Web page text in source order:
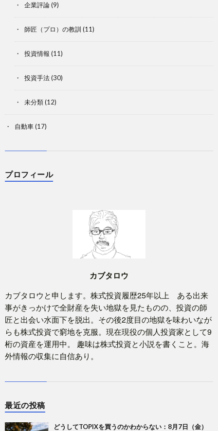
企業評論(9)
師匠（プロ）の教訓 (11)
投資情報 (11)
投資手法(30)
未分類(12)
自動車(17)
プロフィール
カブタロウ
カブタロウと申します。株式投資履歴25年以上 ある出来
事がきっかけで全財産を失い地獄を見たものの、投資の師
匠と出会い水面下を脱出。その後2度目の地獄を味わいなが
らも株式投資で窮地を克服。現在現役の個人投資家として9
桁の資産を運用中。 趣味は株式投資と小説を書くこと。海
外情報の収集に自信あり。
最近の投稿
どうしてTOPIXを買うのかわからない：8月7日（金）